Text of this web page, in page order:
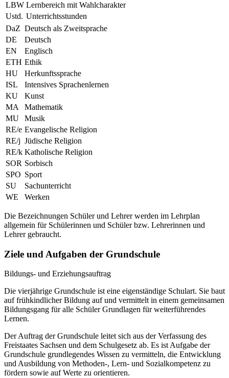
LBW Lernbereich mit Wahlcharakter
Ustd. Unterrichtsstunden
DaZ Deutsch als Zweitsprache
DE
Deutsch
EN
Englisch
ETH Ethik
HU
Herkunftssprache
ISL
Intensives Sprachenlernen
KU
Kunst
MA
Mathematik
MU
Musik
RE/e Evangelische Religion
RE/j Jüdische Religion
RE/k Katholische Religion
SOR Sorbisch
SPO Sport
SU
Sachunterricht
WE
Werken
Die Bezeichnungen Schüler und Lehrer werden im Lehrplan
allgemein für Schülerinnen und Schüler bzw. Lehrerinnen und
Lehrer gebraucht.
Ziele und Aufgaben der Grundschule
Bildungs- und Erziehungsauftrag
Die vierjährige Grundschule ist eine eigenständige Schulart. Sie baut
auf frühkindlicher Bildung auf und vermittelt in einem gemeinsamen
Bildungsgang für alle Schüler Grundlagen für weiterführendes
Lernen.
Der Auftrag der Grundschule leitet sich aus der Verfassung des
Freistaates Sachsen und dem Schulgesetz ab. Es ist Aufgabe der
Grundschule grundlegendes Wissen zu vermitteln, die Entwicklung
und Ausbildung von Methoden-, Lern- und Sozialkompetenz zu
fördern sowie auf Werte zu orientieren.